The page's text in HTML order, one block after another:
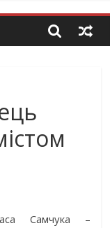
Самчука –